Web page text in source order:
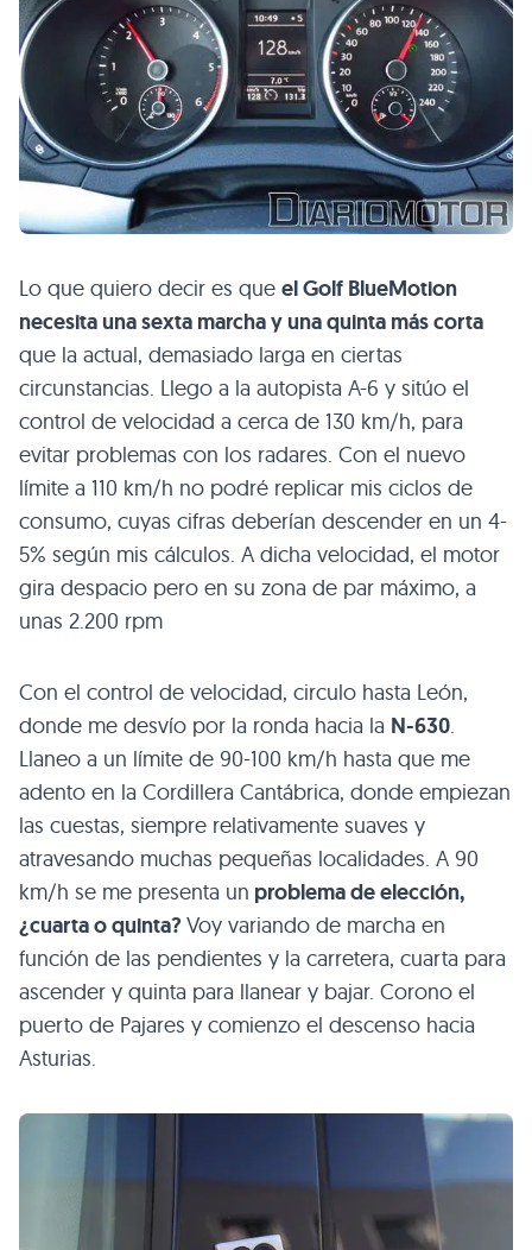
Lo que quiero decir es que el Golf BlueMotion
necesita una sexta marcha y una quinta más corta
que la actual, demasiado larga en ciertas
circunstancias. Llego a la autopista A-6 y sitúo el
control de velocidad a cerca de 130 km/h, para
evitar problemas con los radares. Con el nuevo
límite a 110 km/h no podré replicar mis ciclos de
consumo, cuyas cifras deberían descender en un 4-
5% según mis cálculos. A dicha velocidad, el motor
gira despacio pero en su zona de par máximo, a
unas 2.200 rpm
Con el control de velocidad, circulo hasta León,
donde me desvío por la ronda hacia la N-630.
Llaneo a un límite de 90-100 km/h hasta que me
adento en la Cordillera Cantábrica, donde empiezan
las cuestas, siempre relativamente suaves y
atravesando muchas pequeñas localidades. A 90
km/h se me presenta un problema de elección,
¿cuarta o quinta? Voy variando de marcha en
función de las pendientes y la carretera, cuarta para
ascender y quinta para llanear y bajar. Corono el
puerto de Pajares y comienzo el descenso hacia
Asturias.